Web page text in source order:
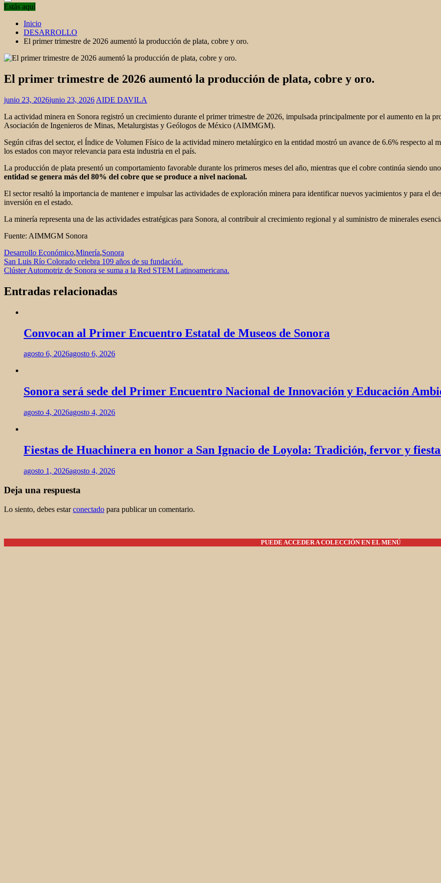
Estás aquí
Inicio
DESARROLLO
El primer trimestre de 2026 aumentó la producción de plata, cobre y oro.
El primer trimestre de 2026 aumentó la producción de plata, cobre y oro.
junio 23, 2026junio 23, 2026 AIDE DAVILA
La actividad minera en Sonora registró un crecimiento durante el primer trimestre de 2026, impulsada principalmente por el aumento en la
Asociación de Ingenieros de Minas, Metalurgistas y Geólogos de México (AIMMGM).
Según cifras del sector, el Índice de Volumen Físico de la actividad minero metalúrgico en la entidad mostró un avance de 6.6% respecto al
los estados con mayor relevancia para esta industria en el país.
La producción de plata presentó un comportamiento favorable durante los primeros meses del año, mientras que el cobre continúa siendo
entidad se genera más del 80% del cobre que se produce a nivel nacional.
El sector resaltó la importancia de mantener e impulsar las actividades de exploración minera para identificar nuevos yacimientos y para el
inversión en el estado.
La minería representa una de las actividades estratégicas para Sonora, al contribuir al crecimiento regional y al suministro de minerales
Fuente: AIMMGM Sonora
Desarrollo Económico,Minería,Sonora
Navegación
de
entradas
San Luis Río Colorado celebra 109 años de su fundación.
Clúster Automotriz de Sonora se suma a la Red STEM Latinoamericana.
Entradas relacionadas
Convocan al Primer Encuentro Estatal de Museos de Sonora
agosto 6, 2026agosto 6, 2026
Sonora será sede del Primer Encuentro Nacional de Innovación y Educación
agosto 4, 2026agosto 4, 2026
Fiestas de Huachinera en honor a San Ignacio de Loyola: Tradición, fervor y
agosto 1, 2026agosto 4, 2026
Deja una respuesta
Lo siento, debes estarconectado para publicar un comentario.
PUEDE ACCEDER A COLECCIÓN EN EL MENÚ